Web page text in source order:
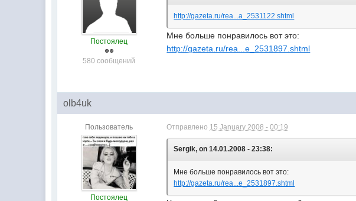
Постоялец
580 сообщений
http://gazeta.ru/rea...a_2531122.shtml
Мне больше понравилось вот это:
http://gazeta.ru/rea...e_2531897.shtml
olb4uk
Пользователь
Постоялец
Отправлено 15 January 2008 - 00:19
Sergik, on 14.01.2008 - 23:38:
Мне больше понравилось вот это:
http://gazeta.ru/rea...e_2531897.shtml